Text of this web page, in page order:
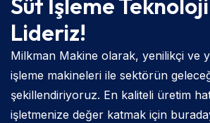
Süt İşleme
Lideriz!
Milkman Makine olarak, yenilikçi ve
işleme makineleri ile sektörün
şekillendiriyoruz. En kaliteli üretim
işletmenize değer katmak için